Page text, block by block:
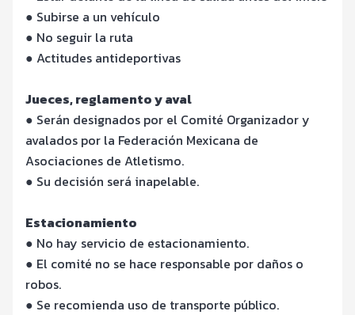
● Subirse a un vehículo
● No seguir la ruta
● Actitudes antideportivas
Jueces, reglamento y aval
● Serán designados por el Comité Organizador y
avalados por la Federación Mexicana de
Asociaciones de Atletismo.
● Su decisión será inapelable.
Estacionamiento
● No hay servicio de estacionamiento.
● El comité no se hace responsable por daños o
robos.
● Se recomienda uso de transporte público.